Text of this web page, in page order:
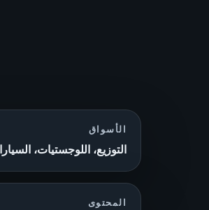
الأسواق
التوزيع، اللوجستيات،
المحتوى